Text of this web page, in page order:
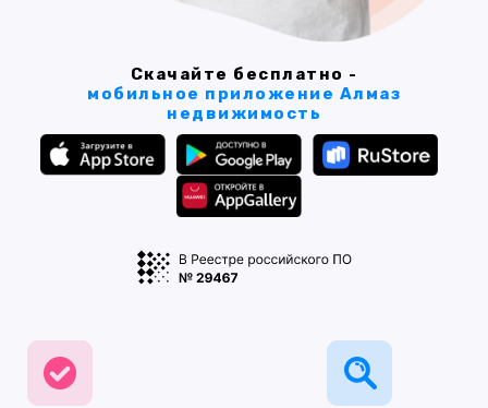
Скачайте бесплатно -
мобильное приложение Алмаз
недвижимость